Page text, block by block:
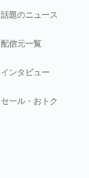
話題のニュース
配信元一覧
インタビュー
セール・おトク